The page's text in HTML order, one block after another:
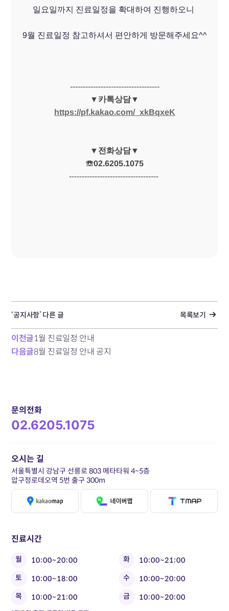
일요일까지 진료일정을 확대하여 진행하오니
9월 진료일정 참고하셔서 편안하게 방문해주세요^^
-----------------------------------
▼카톡상담▼
https://pf.kakao.com/_xkBqxeK
▼전화상담▼
☏02.6205.1075
-----------------------------------​
‘공지사항’ 다른 글 목록보기
이전글1월 진료일정 안내
다음글8월 진료일정 안내 공지
문의전화
02.6205.1075
진료시간
월 10:00~20:00 화
10:00~21:00
토
10:00~18:00 수
10:00~20:00
목
10:00~21:00 금 10:00~20:00
오시는 길
서울특별시 강남구 선릉로 803 메타타워 4~5층
압구정로데오역 5번 출구 300m